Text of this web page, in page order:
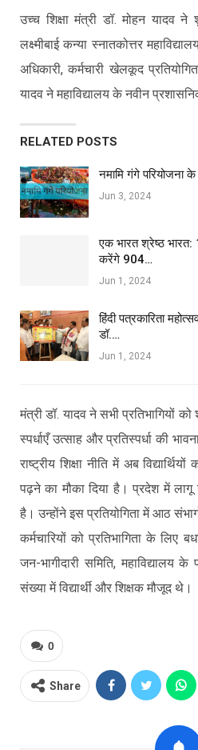
उच्च शिक्षा मंत्री डॉ. मोहन यादव ने
लक्ष्मीबाई कन्या स्नातकोत्तर
अधिकारी, कर्मचारी खेलकूद
यादव ने महाविद्यालय के नवीन
RELATED POSTS
नमामि गंगे परियोजना
Jun 3, 2024
एक भारत श्रेष्ठ
करेंगे 904…
Jun 1, 2024
हिंदी पत्रकारिता
डॉ.…
Jun 1, 2024
मंत्री डॉ. यादव ने सभी प्रतिभागियों
स्पर्धाएँ उत्साह और प्रतिस्पर्धा की
राष्ट्रीय शिक्षा नीति में अब
पढ़ने का मौका दिया है। प्रदेश में लागू
है। उन्होंने इस प्रतियो‍गिता में आठ
कर्मचारियों को प्रतिभागिता के लिए
जन-भागीदारी समिति, महाविद्यालय के
संख्या में विद्यार्थी और शिक्षक मौजूद थे।
0
Share